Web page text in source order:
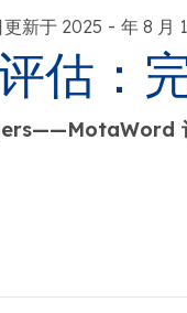
新于 2025 - 年 8 月
估：